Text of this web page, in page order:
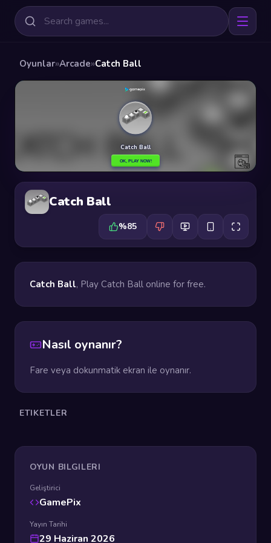
Oyunlar»Arcade»Catch Ball
Catch Ball
%85
Catch Ball, Play Catch Ball online for free.
Nasıl oynanır?
Fare veya dokunmatik ekran ile oynanır.
ETIKETLER
OYUN BILGILERI
Geliştirici
GamePix
Yayın Tarihi
29 Haziran 2026